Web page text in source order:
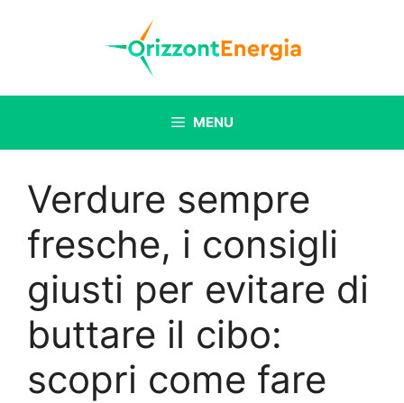
MENU
Verdure sempre
fresche, i consigli
giusti per evitare di
buttare il cibo:
scopri come fare